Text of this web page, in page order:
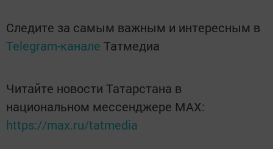
Следите за самым важным и интересным в
Telegram-канале Татмедиа
Читайте новости Татарстана в
национальном мессенджере MАХ:
https://max.ru/tatmedia